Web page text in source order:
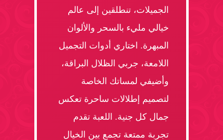
الجميلات، تنطلقين إلى عالم
خيالي مليء بالسحر والألوان
المبهرة. اختاري أدوات التجميل
اللامعة، جربي الظلال البراقة،
وأضيفي لمساتك الخاصة
لتصميم إطلالات ساحرة تعكس
جمال كل جنية. اللعبة تقدم
تجربة ممتعة تجمع بين الخيال